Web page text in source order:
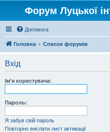
Форум Луцької
Допомога
Головна Список форумів
Вхід
Ім'я користувача:
Пароль:
Я забув свій пароль
Повторно вислати лист активації